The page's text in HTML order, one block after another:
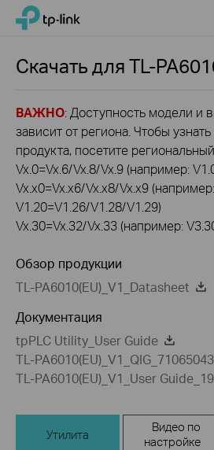
Click
navigation
TP-Link, Reliably Smart
Скачать дляTL-
ВАЖНО: Доступность модели и
зависит от региона. Чтобы
продукта, посетите
Vx.0=Vx.6/Vx.8/Vx.9 (например:
Vx.x0=Vx.x6/Vx.x8/Vx.x9 (например:
V1.20=V1.26/V1.28/V1.29)
Vx.30=Vx.32/Vx.33 (например:
Обзор продукции
TL-PA6010(EU)_V1_Datasheet
Документация
tpPLC Utility_User Guide
TL-
TL-PA6010(EU)_V1_User
Утилита
Видео по
настройке